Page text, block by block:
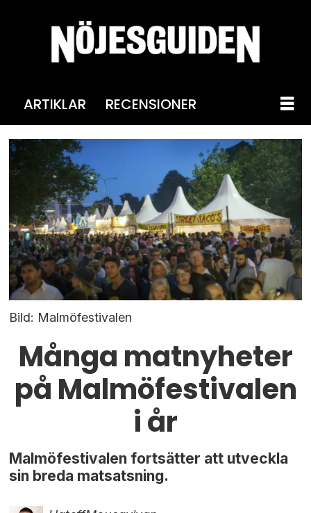
ARTIKLAR RECENSIONER
Bild: Malmöfestivalen
Många matnyheter
på Malmöfestivalen
i år
Malmöfestivalen fortsätter att utveckla
sin breda matsatsning.